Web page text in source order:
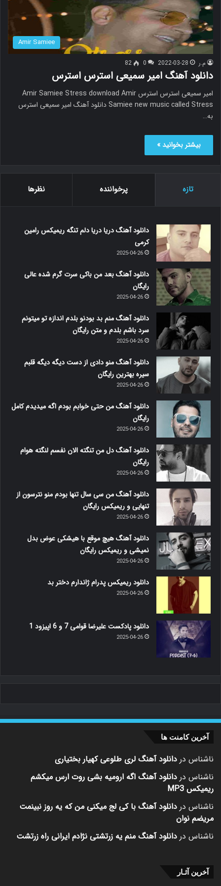
Amir Samiee
م.ر 2022-03-28
0
82
دانلود آهنگ امیر سمیعی استرس استرس
امیر سمیعی استرس استرس Amir Samiee Stress download Amir
Samiee new music called Stress دانلود آهنگ امیر سمیعی استرس
به…
بیشتر بخوانید »
تازه پرخواننده نظرها
دانلود آهنگ دریا دریا دلم تنگه ریمیکس رامین
کرمی
2025-04-26
دانلود آهنگ بعد من باکی سرت گرم شده عالی
رایگان
2025-04-26
دانلود آهنگ منم بد بودنو بلدم اندازه تو میتونم
سرد باشم بلدم و متن رایگان
2025-04-26
دانلود آهنگ منو دادی از دست دیگه دیگه قلبم
سیره بهترین رایگان
2025-04-26
دانلود آهنگ من حتی خوابم بودم اگه میدیدم کامل
رایگان
2025-04-26
دانلود آهنگ دل من تنگته الان نفسم لنگته هوام
رایگان
2025-04-26
دانلود آهنگ من سی سال تنها بودم منو نترسون از
تنهایی و ریمیکس رایگان
2025-04-26
دانلود آهنگ هیچ موقع با هیشکی عوض بدل
نمیشی و ریمیکس رایگان
2025-04-26
دانلود ریمیکس پدرام ژاندارم دختر بد
2025-04-26
دانلود پادکست علیرضا قوامی 7 و 6 اپیزود 1
2025-04-26
آخرین کامنت ها
ناشناس در دانلود آهنگ لری طلوعی کهیار بختیاری
ناشناس در دانلود آهنگ اگه ارومیه بشی روت ارس میکشم
ریمیکس MP3
ناشناس در دانلود آهنگ با کی لج میکنی من که یه روز نبینمت
مریضم نوان
ناشناس در دانلود آهنگ منم یه زرتشتی نژادم ایرانی راه زرتشت
آخرین آثـار